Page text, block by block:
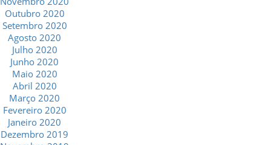
Outubro 2020
Setembro 2020
Agosto 2020
Julho 2020
Junho 2020
Maio 2020
Abril 2020
Março 2020
Fevereiro 2020
Janeiro 2020
Dezembro 2019